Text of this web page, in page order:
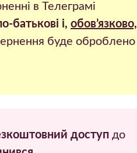
в Телеграмі
батькові і, обов’язково,
доступ до